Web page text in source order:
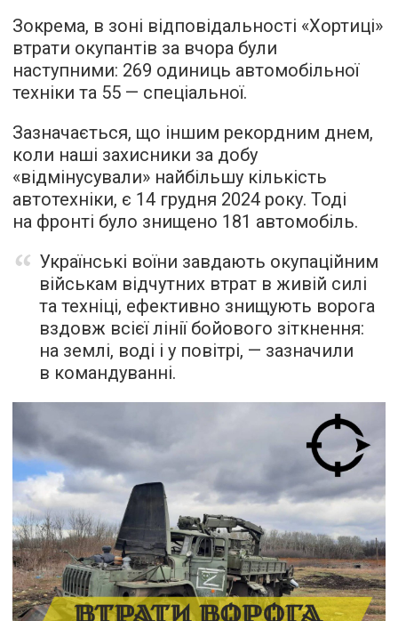
Зокрема, в зоні відповідальності «Хортиці»
втрати окупантів за вчора були
наступними: 269 одиниць автомобільної
техніки та 55 — спеціальної.
Зазначається, що іншим рекордним днем,
коли наші захисники за добу
«відмінусували» найбільшу кількість
автотехніки, є 14 грудня 2024 року. Тоді
на фронті було знищено 181 автомобіль.
Українські воїни завдають окупаційним
військам відчутних втрат в живій силі
та техніці, ефективно знищують ворога
вздовж всієї лінії бойового зіткнення:
на землі, воді і у повітрі, — зазначили
в командуванні.